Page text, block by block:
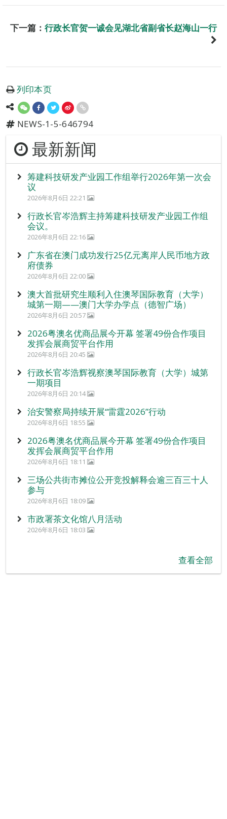
下一篇： 行政长官贺一诚会见湖北省副省长赵海山一行
列印本页
NEWS-1-5-646794
最新新闻
筹建科技研发产业园工作组举行2026年第一次会
议
2026年8月6日 22:21
行政长官岑浩辉主持筹建科技研发产业园工作组
会议。
2026年8月6日 22:16
广东省在澳门成功发行25亿元离岸人民币地方政
府债券
2026年8月6日 22:00
澳大首批研究生顺利入住澳琴国际教育（大学）
城第一期——澳门大学办学点（德智广场）
2026年8月6日 20:57
2026粤澳名优商品展今开幕 签署49份合作项目
发挥会展商贸平台作用
2026年8月6日 20:45
行政长官岑浩辉视察澳琴国际教育（大学）城第
一期项目
2026年8月6日 20:14
治安警察局持续开展“雷霆2026”行动
2026年8月6日 18:55
2026粤澳名优商品展今开幕 签署49份合作项目
发挥会展商贸平台作用
2026年8月6日 18:11
三场公共街市摊位公开竞投解释会逾三百三十人
参与
2026年8月6日 18:09
市政署茶文化馆八月活动
2026年8月6日 18:03
查看全部